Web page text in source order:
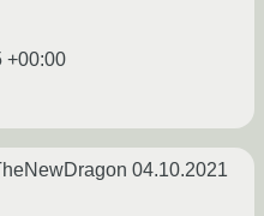
+00:00
04.10.2021